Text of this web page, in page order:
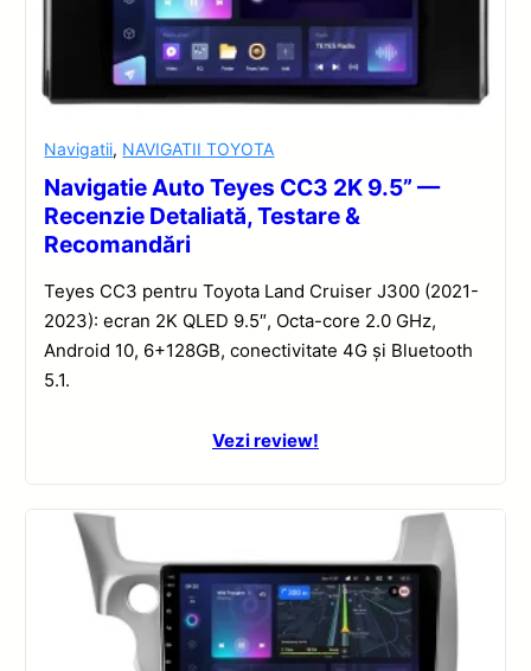
Navigatii, NAVIGATII TOYOTA
Navigatie Auto Teyes CC3 2K 9.5” —
Recenzie Detaliată, Testare &
Recomandări
Teyes CC3 pentru Toyota Land Cruiser J300 (2021-
2023): ecran 2K QLED 9.5″, Octa-core 2.0 GHz,
Android 10, 6+128GB, conectivitate 4G și Bluetooth
5.1.
Vezi review!